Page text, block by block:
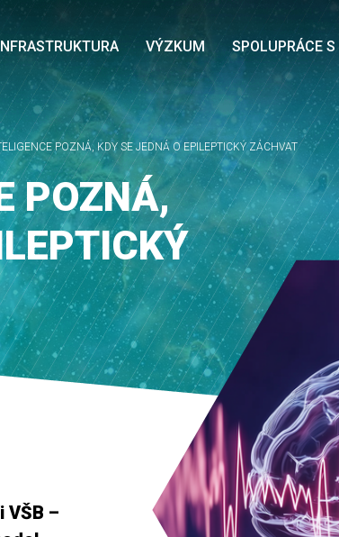
VÝZKUM SPOLUPRÁCE
POZNÁ, KDY SE JEDNÁ O EPILEPTICKÝ ZÁCHVAT
POZNÁ,
–